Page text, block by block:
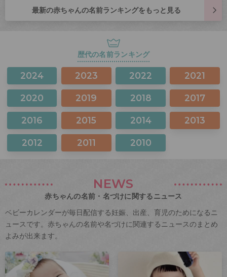
最新の赤ちゃんの名前ランキングをもっと見る
歴代の名前ランキング
2024 2023 2022 2021
2020 2019 2018 2017
2016 2015 2014 2013
2012 2011 2010
NEWS
赤ちゃんの名前・名づけに関するニュース
ベビーカレンダーが毎日配信する妊娠、出産、育児のためになるニ
ュースです。赤ちゃんの名前や名づけに関連するニュースのまとめ
よみが出来ます。